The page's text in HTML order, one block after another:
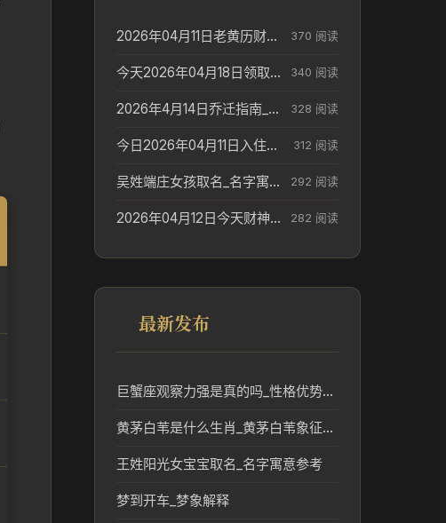
2026年04月11日老黄历财神方位_财神方位与供奉讲究 370 阅读
今天2026年04月18日领取结婚证老黄历不适合吗_领证日期参考 340 阅读
2026年4月14日乔迁指南_搬家择日参考 328 阅读
今日2026年04月11日入住新居老黄历不适宜吗_搬家择日参考 312 阅读
吴姓端庄女孩取名_名字寓意参考 292 阅读
2026年04月12日今天财神在哪个吉位_财神方位参考 282 阅读
最新发布
巨蟹座观察力强是真的吗_性格优势解析
黄茅白苇是什么生肖_黄茅白苇象征的生肖文化解读
王姓阳光女宝宝取名_名字寓意参考
梦到开车_梦象解释